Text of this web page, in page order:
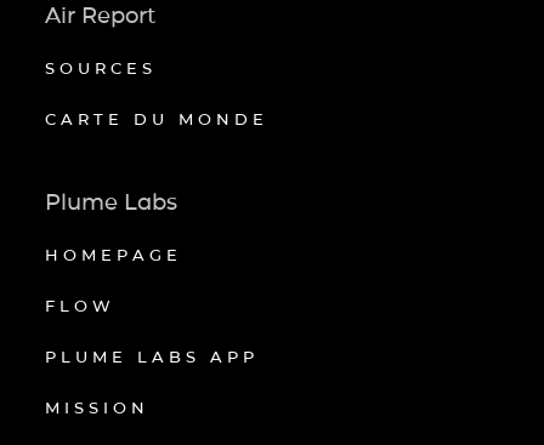
Air Report
SOURCES
CARTE DU MONDE
Plume Labs
HOMEPAGE
FLOW
PLUME LABS APP
MISSION